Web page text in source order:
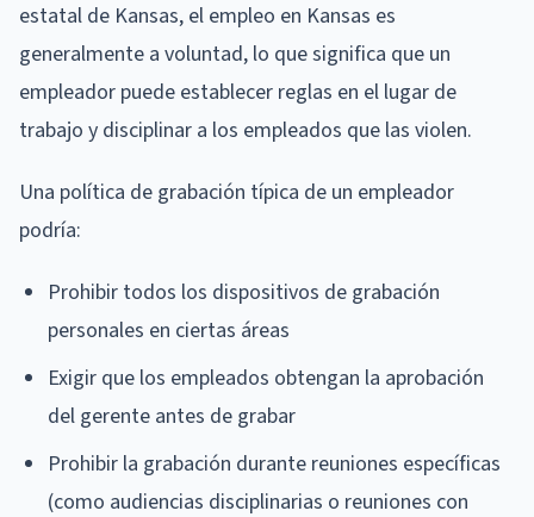
estatal de Kansas, el empleo en Kansas es
generalmente a voluntad, lo que significa que un
empleador puede establecer reglas en el lugar de
trabajo y disciplinar a los empleados que las violen.
Una política de grabación típica de un empleador
podría:
Prohibir todos los dispositivos de grabación
personales en ciertas áreas
Exigir que los empleados obtengan la aprobación
del gerente antes de grabar
Prohibir la grabación durante reuniones específicas
(como audiencias disciplinarias o reuniones con